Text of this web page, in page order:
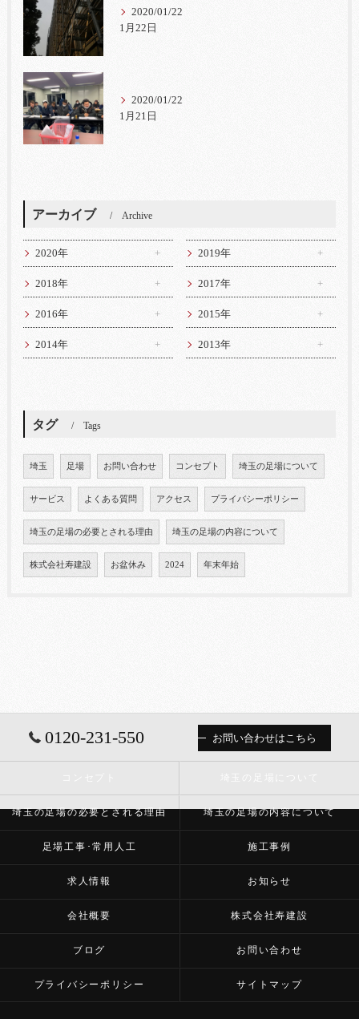
2020/01/22
1月22日
2020/01/22
1月21日
アーカイブ Archive
2020年 2019年
2018年 2017年
2016年 2015年
2014年 2013年
タグ Tags
埼玉 足場 お問い合わせ コンセプト 埼玉の足場について
サービス よくある質問 アクセス プライバシーポリシー
埼玉の足場の必要とされる理由 埼玉の足場の内容について
株式会社寿建設 お盆休み 2024 年末年始
0120-231-550 お問い合わせはこちら
埼玉の足場の必要とされる理由 埼玉の足場の内容について
足場工事･常用人工 施工事例
求人情報 お知らせ
会社概要 株式会社寿建設
ブログ お問い合わせ
プライバシーポリシー サイトマップ